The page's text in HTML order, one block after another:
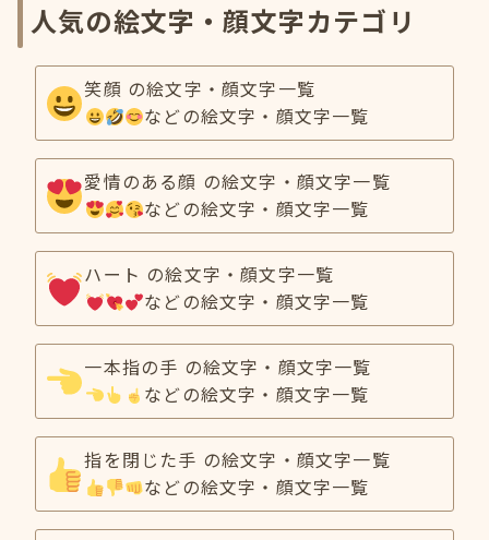
人気の絵文字・顔文字カテゴリ
笑顔 の絵文字・顔文字一覧
などの絵文字・顔文字一覧
愛情のある顔 の絵文字・顔文字一覧
などの絵文字・顔文字一覧
ハート の絵文字・顔文字一覧
などの絵文字・顔文字一覧
一本指の手 の絵文字・顔文字一覧
などの絵文字・顔文字一覧
指を閉じた手 の絵文字・顔文字一覧
などの絵文字・顔文字一覧